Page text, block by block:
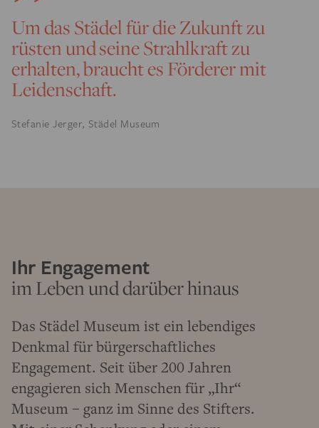
Um das Städel für die Zukunft zu
rüsten und seine Strahlkraft zu
erhalten, braucht es Förderer mit
Leidenschaft.
Stefanie Jerger, Städel Museum
Ihr Engagement
im Leben und darüber hinaus
Das Städel Museum ist ein lebendiges
Denkmal für bürgerschaftliches
Engagement. Seit über 200 Jahren
engagieren sich Menschen für „Ihr“
Museum – ganz im Sinne des Stifters.